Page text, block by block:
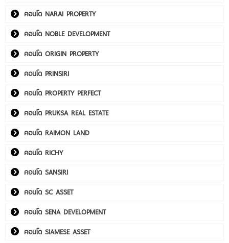
คอนโด NARAI PROPERTY
คอนโด NOBLE DEVELOPMENT
คอนโด ORIGIN PROPERTY
คอนโด PRINSIRI
คอนโด PROPERTY PERFECT
คอนโด PRUKSA REAL ESTATE
คอนโด RAIMON LAND
คอนโด RICHY
คอนโด SANSIRI
คอนโด SC ASSET
คอนโด SENA DEVELOPMENT
คอนโด SIAMESE ASSET